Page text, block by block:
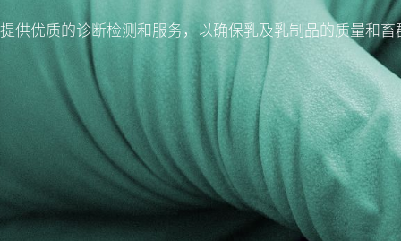
提供优质的诊断检测和服务，以确保乳及乳制品的质量和畜